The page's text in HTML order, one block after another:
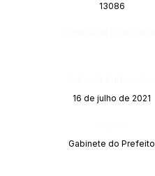
13086
16 de julho de 2021
Gabinete do Prefeito